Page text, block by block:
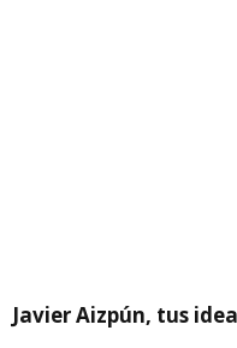
Javier Aizpún, tus